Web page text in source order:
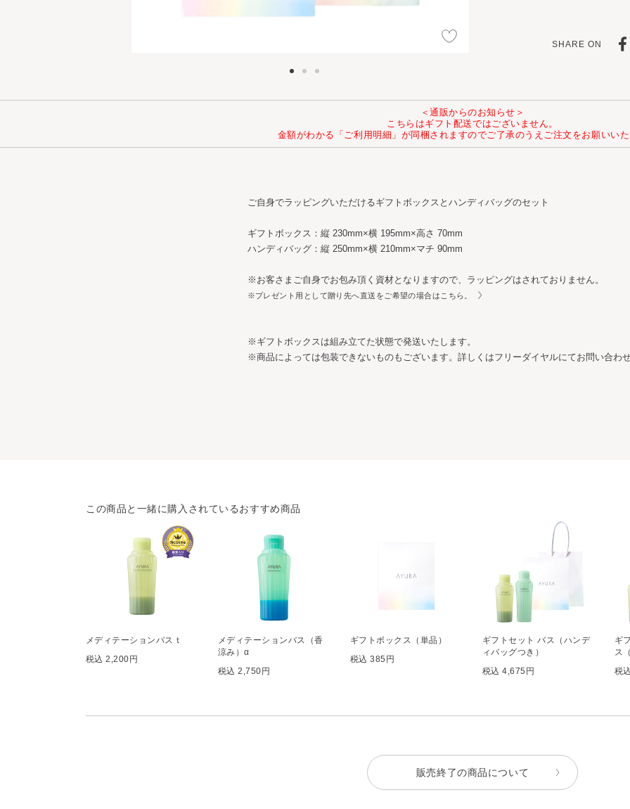
＜通販からのお知らせ＞
こちらはギフト配送ではございません。
金額がわかる「ご利用明細」が同梱されますのでご了承のうえご注文をお願いいた
ご自身でラッピングいただけるギフトボックスとハンディバッグのセット
ギフトボックス：縦 230mm×横 195mm×高さ 70mm
ハンディバッグ：縦 250mm×横 210mm×マチ 90mm
※お客さまご自身でお包み頂く資材となりますので、ラッピングはされておりません。
※プレゼント用として贈り先へ直送をご希望の場合はこちら。
※ギフトボックスは組み立てた状態で発送いたします。
※商品によっては包装できないものもございます。詳しくはフリーダイヤルにてお問い合わせ
SHARE ON
この商品と一緒に購入されているおすすめ商品
メディテーションバスｔ
税込 2,200円
メディテーションバス（香
涼み）α
税込 2,750円
ギフトボックス（単品）
税込 385円
ギフトセット バス（ハンデ
ィバッグつき）
税込 4,675円
ギ
ス
税
販売終了の商品について